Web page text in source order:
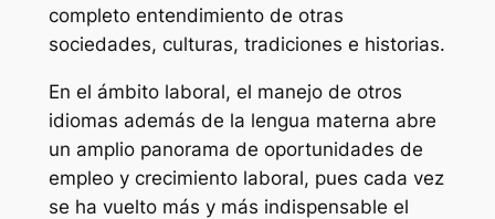
completo entendimiento de otras
sociedades, culturas, tradiciones e historias.
En el ámbito laboral, el manejo de otros
idiomas además de la lengua materna abre
un amplio panorama de oportunidades de
empleo y crecimiento laboral, pues cada vez
se ha vuelto más y más indispensable el